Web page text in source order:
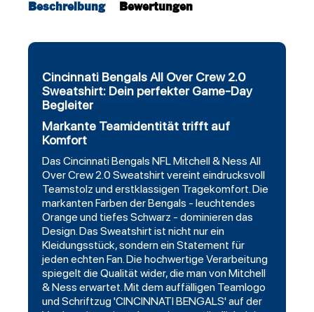
Beschreibung Bewertungen
Cincinnati Bengals All Over Crew 2.0
Sweatshirt: Dein perfekter Game-Day
Begleiter
Markante Teamidentität trifft auf
Komfort
Das Cincinnati Bengals NFL Mitchell & Ness All
Over Crew 2.0 Sweatshirt vereint eindrucksvoll
Teamstolz und erstklassigen Tragekomfort. Die
markanten Farben der Bengals - leuchtendes
Orange und tiefes Schwarz - dominieren das
Design. Das Sweatshirt ist nicht nur ein
Kleidungsstück, sondern ein Statement für
jeden echten Fan. Die hochwertige Verarbeitung
spiegelt die Qualität wider, die man von Mitchell
& Ness erwartet. Mit dem auffälligen Teamlogo
und Schriftzug 'CINCINNATI BENGALS' auf der